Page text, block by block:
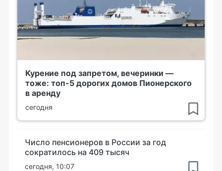
Курение под запретом, вечеринки —
тоже: топ-5 дорогих домов Пионерского
в аренду
сегодня
Число пенсионеров в России за год
сократилось на 409 тысяч
сегодня, 10:07